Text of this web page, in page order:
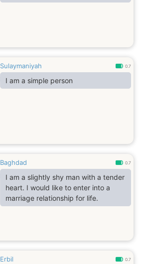
Sulaymaniyah 0.7
I am a simple person
Baghdad 0.7
I am a slightly shy man with a tender
heart. I would like to enter into a
marriage relationship for life.
Erbil 0.7